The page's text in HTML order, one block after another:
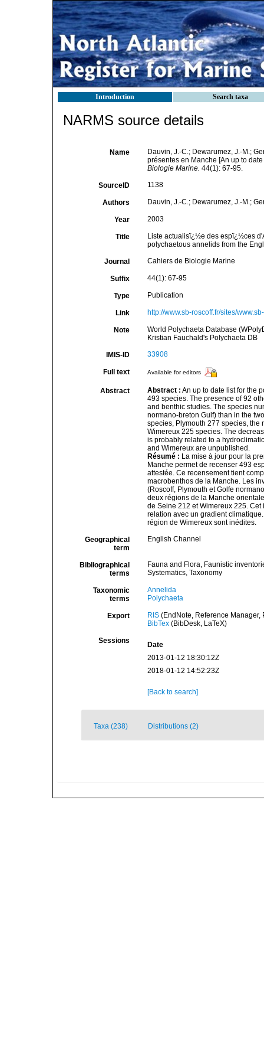
Introduction Search taxa
NARMS source details
Name
Dauvin, J.-C.; Dewarumez, J.-M.;
présentes en Manche [An up to
Biologie Marine. 44(1): 67-95.
SourceID 1138
Authors Dauvin, J.-C.; Dewarumez, J.-M.;
Year 2003
Title
Liste actualisï¿½e des espï¿½ces
polychaetous annelids from the
Journal Cahiers de Biologie Marine
Suffix 44(1): 67-95
Type Publication
Link http://www.sb-roscoff.fr/sites/
Note
World Polychaeta Database
Kristian Fauchald's Polychaeta DB
IMIS-ID 33908
Full text Available for editors
Abstract Abstract : An up to date list for the
493 species. The presence of 92
and benthic studies. The species
normano-breton Gulf) than in the
species, Plymouth 277 species, the
Wimereux 225 species. The
is probably related to a
and Wimereux are unpublished.
Résumé : La mise à jour pour la
Manche permet de recenser 493
attestée. Ce recensement tient
macrobenthos de la Manche. Les
(Roscoff, Plymouth et Golfe
deux régions de la Manche
de Seine 212 et Wimereux 225.
relation avec un gradient
région de Wimereux sont inédites.
Geographical
term
English Channel
Bibliographical
terms
Fauna and Flora, Faunistic
Systematics, Taxonomy
Taxonomic
terms
Annelida
Polychaeta
Export RIS(EndNote, Reference Manager,
BibTex(BibDesk, LaTeX)
Sessions
Date
2013-01-12 18:30:12Z
2018-01-12 14:52:23Z
[Back to search]
Taxa (238) Distributions (2)